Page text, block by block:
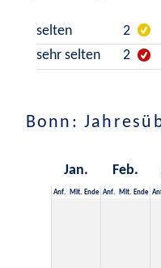
selten
2
sehr selten
2
Bonn:
Jan. Feb.
Anf. Mit. Ende Anf. Mit. Ende